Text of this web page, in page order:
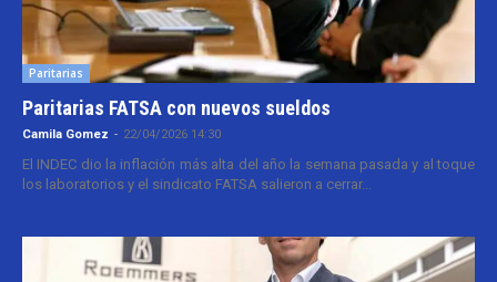
Paritarias
Paritarias FATSA con nuevos sueldos
Camila Gomez - 22/04/2026 14:30
El INDEC dio la inflación más alta del año la semana pasada y al toque
los laboratorios y el sindicato FATSA salieron a cerrar...